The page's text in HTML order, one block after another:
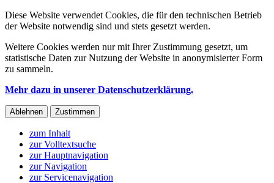
Diese Website verwendet Cookies, die für den technischen Betrieb
der Website notwendig sind und stets gesetzt werden.
Weitere Cookies werden nur mit Ihrer Zustimmung gesetzt, um
statistische Daten zur Nutzung der Website in anonymisierter Form
zu sammeln.
Mehr dazu in unserer Datenschutzerklärung.
Ablehnen Zustimmen
zum Inhalt
zur Volltextsuche
zur Hauptnavigation
zur Navigation
zur Servicenavigation